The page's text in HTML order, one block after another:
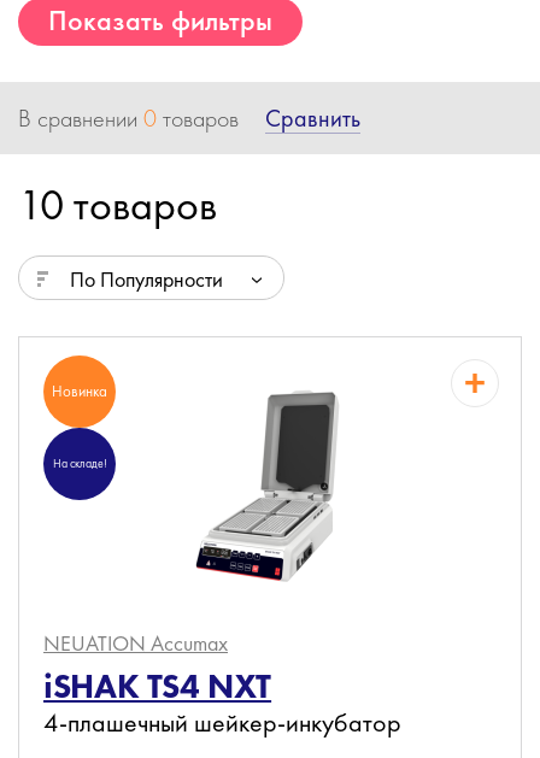
Показать фильтры
В сравнении 0товаров Сравнить
10 товаров
По Популярности
Новинка
На складе!
NEUATION Accumax
iSHAK TS4 NXT
4-плашечный шейкер-инкубатор